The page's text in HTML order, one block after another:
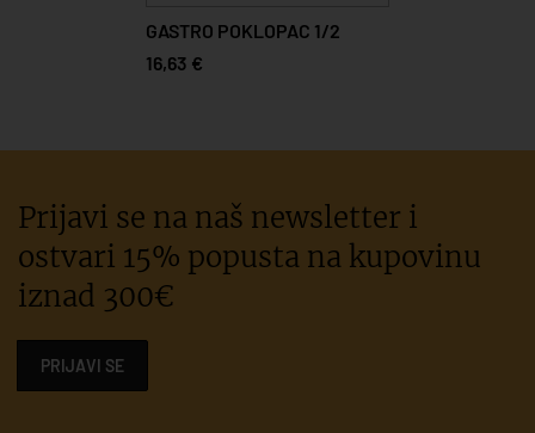
GASTRO POKLOPAC 1/2
16,63 €
Prijavi se na naš newsletter i
ostvari 15% popusta na kupovinu
iznad 300€
PRIJAVI SE